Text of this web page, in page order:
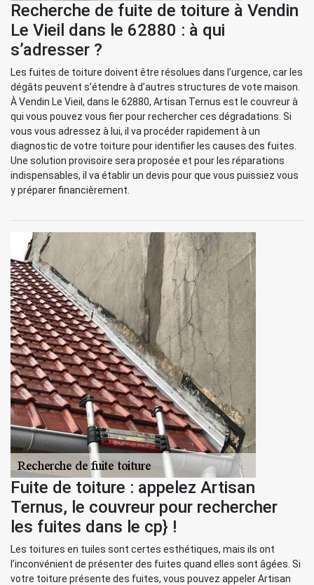
Recherche de fuite de toiture à Vendin
Le Vieil dans le 62880 : à qui
s’adresser ?
Les fuites de toiture doivent être résolues dans l’urgence, car les
dégâts peuvent s’étendre à d’autres structures de vote maison.
À Vendin Le Vieil, dans le 62880, Artisan Ternus est le couvreur à
qui vous pouvez vous fier pour rechercher ces dégradations. Si
vous vous adressez à lui, il va procéder rapidement à un
diagnostic de votre toiture pour identifier les causes des fuites.
Une solution provisoire sera proposée et pour les réparations
indispensables, il va établir un devis pour que vous puissiez vous
y préparer financièrement.
Fuite de toiture : appelez Artisan
Ternus, le couvreur pour rechercher
les fuites dans le cp} !
Les toitures en tuiles sont certes esthétiques, mais ils ont
l’inconvénient de présenter des fuites quand elles sont âgées. Si
votre toiture présente des fuites, vous pouvez appeler Artisan